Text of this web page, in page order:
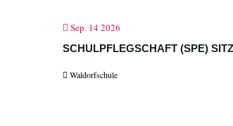
Sep. 14 2026
SCHULPFLEGSCHAFT (SPE)
Waldorfschule